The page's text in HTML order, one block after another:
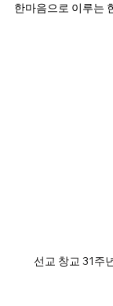
한마음으로 이루는
선교 창교 31주